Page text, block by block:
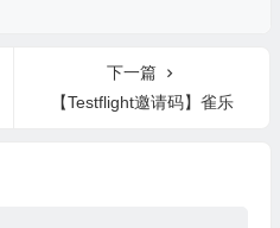
下一篇
【Testflight邀请码】雀乐